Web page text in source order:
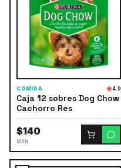
COMIDA 4.9
Caja 12 sobres Dog Chow
Cachorro Res
$140
MXN